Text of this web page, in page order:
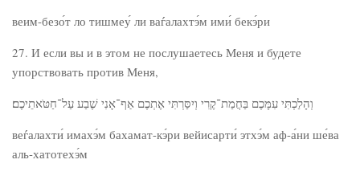
веим-безо́т ло тишмеу́ ли ваѓалахтэ́м ими́ бекэ́ри
27. И если вы и в этом не послушаетесь Меня и будете
упорствовать против Меня,
וְהָלַכְתִּי עִמָּכֶם בַּחֲמַת־קֶרִי וְיִסַּרְתִּי אֶתְכֶם אַף־אָנִי שֶׁבַע עַל־חַטֹּאתֵיכֶם׃
веѓалахти́ имахэ́м бахамат-кэ́ри вейисарти́ этхэ́м аф-а́ни ше́ва
аль-хатотехэ́м